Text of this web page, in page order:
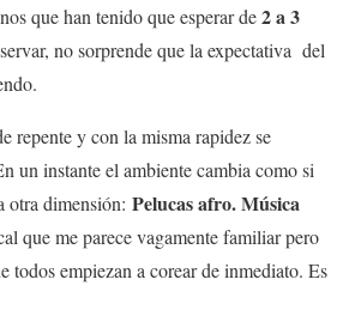
que han tenido que esperar de2 a 3
no sorprende que la expectativa del
repente y con la misma rapidez se
un instante el ambiente cambia como si
otra dimensión: Pelucas afro. Música
que me parece vagamente familiar pero
todos empiezan a corear de inmediato. Es